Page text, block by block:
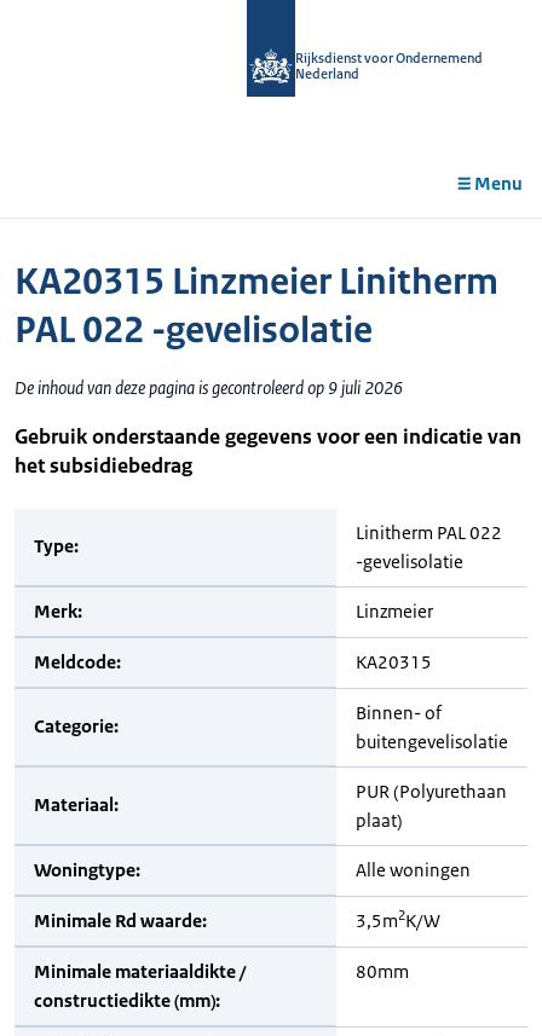
Rijksdienst voor Ondernemend
Nederland
Menu
KA20315 Linzmeier Linitherm
PAL 022 -gevelisolatie
De inhoud van deze pagina is gecontroleerd op 9 juli 2026
Gebruik onderstaande gegevens voor een indicatie van
het subsidiebedrag
Type:
Linitherm PAL 022
-gevelisolatie
Merk: Linzmeier
Meldcode: KA20315
Categorie:
Binnen- of
buitengevelisolatie
Materiaal:
PUR (Polyurethaan
plaat)
Woningtype: Alle woningen
Minimale Rd waarde: 3,5m2K/W
Minimale materiaaldikte /
constructiedikte (mm):
80mm